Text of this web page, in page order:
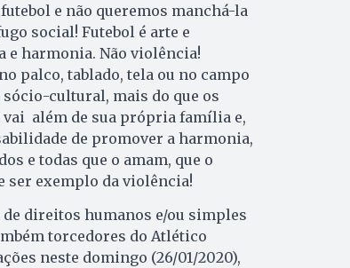
e não queremos manchá-la
social! Futebol é arte e
e harmonia. Não violência!
palco, tablado, tela ou no campo
cultural, mais do que os
além de sua própria família e,
de promover a harmonia,
e todas que o amam, que o
ser exemplo da violência!
direitos humanos e/ou simples
torcedores do Atlético
neste domingo (26/01/2020),